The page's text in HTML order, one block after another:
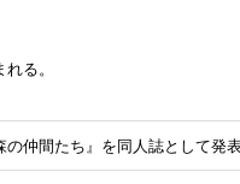
る。
仲間たち』を同人誌として発